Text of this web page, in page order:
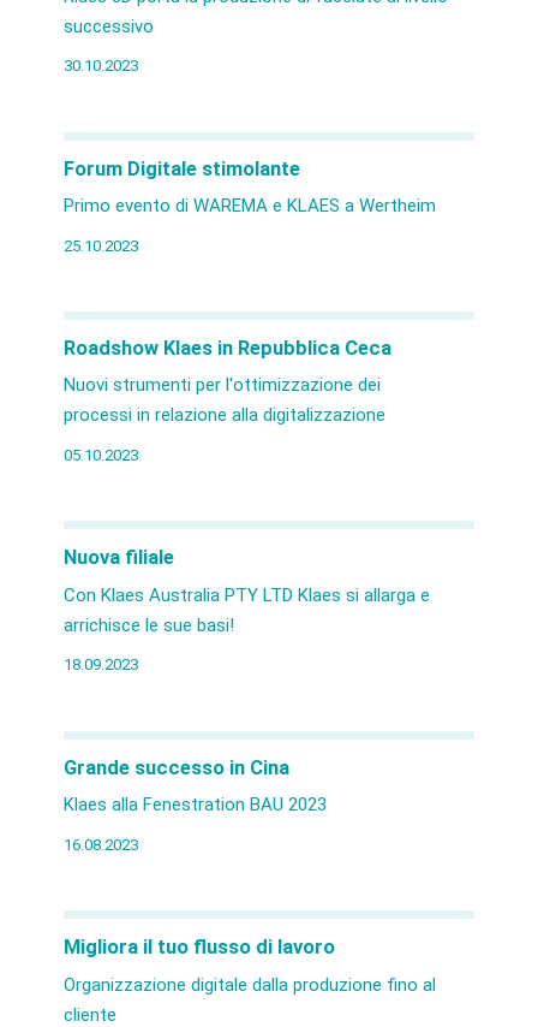
successivo
30.10.2023
Forum Digitale stimolante
Primo evento di WAREMA e KLAES a Wertheim
25.10.2023
Roadshow Klaes in Repubblica Ceca
Nuovi strumenti per l'ottimizzazione dei
processi in relazione alla digitalizzazione
05.10.2023
Nuova filiale
Con Klaes Australia PTY LTD Klaes si allarga e
arrichisce le sue basi!
18.09.2023
Grande successo in Cina
Klaes alla Fenestration BAU 2023
16.08.2023
Migliora il tuo flusso di lavoro
Organizzazione digitale dalla produzione fino al
cliente